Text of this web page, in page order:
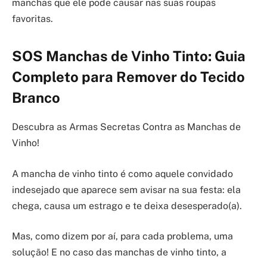
manchas que ele pode causar nas suas roupas
favoritas.
SOS Manchas de Vinho Tinto: Guia
Completo para Remover do Tecido
Branco
Descubra as Armas Secretas Contra as Manchas de
Vinho!
A mancha de vinho tinto é como aquele convidado
indesejado que aparece sem avisar na sua festa: ela
chega, causa um estrago e te deixa desesperado(a).
Mas, como dizem por aí, para cada problema, uma
solução! E no caso das manchas de vinho tinto, a